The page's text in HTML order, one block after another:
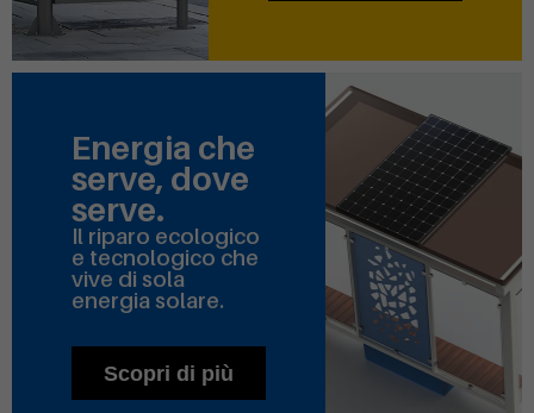
Richiedi il tuo biglietto
d'ingresso gratuito.'
Energia che
serve, dove
serve.
Il riparo ecologico
e tecnologico che
vive di sola
energia solare.
Scopri di più